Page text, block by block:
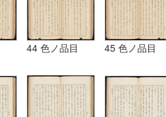
44 色ノ品目 45 色ノ品目